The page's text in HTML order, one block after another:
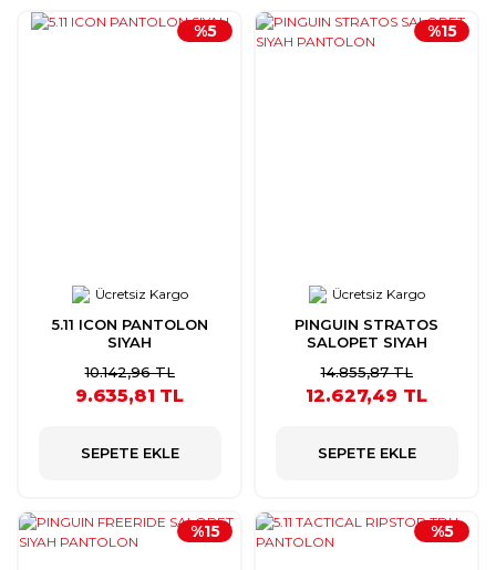
Ücretsiz Kargo
5.11 ICON PANTOLON
SIYAH
%5
10.142,96 TL
9.635,81 TL
SEPETE EKLE
Ücretsiz Kargo
PINGUIN STRATOS
SALOPET SIYAH
%15
14.855,87 TL
12.627,49 TL
SEPETE EKLE
%15 %5